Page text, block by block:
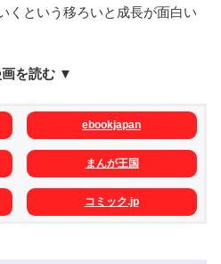
くという移ろいと成長が面白い
を読む ▼
ebookjapan
まんが王国
コミック.jp